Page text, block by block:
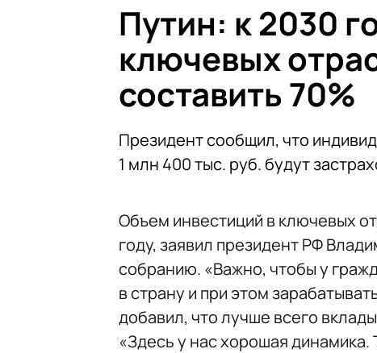
Путин: к 2030
ключевых
составить 70%
Президент сообщил, что
1 млн 400 тыс. руб. будут
Объем инвестиций в ключевых
году, заявил президент РФ
собранию. «Важно, чтобы у
в страну и при этом
добавил, что лучше всего
«Здесь у нас хорошая